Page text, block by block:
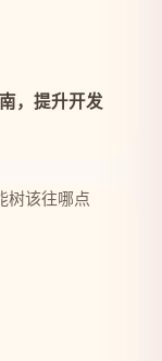
，提升开发